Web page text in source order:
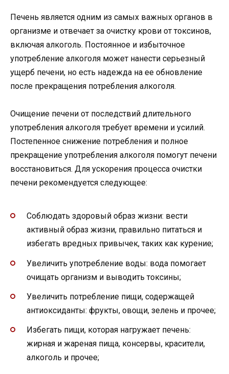
Печень является одним из самых важных органов в
организме и отвечает за очистку крови от токсинов,
включая алкоголь. Постоянное и избыточное
употребление алкоголя может нанести серьезный
ущерб печени, но есть надежда на ее обновление
после прекращения потребления алкоголя.
Очищение печени от последствий длительного
употребления алкоголя требует времени и усилий.
Постепенное снижение потребления и полное
прекращение употребления алкоголя помогут печени
восстановиться. Для ускорения процесса очистки
печени рекомендуется следующее:
Соблюдать здоровый образ жизни: вести
активный образ жизни, правильно питаться и
избегать вредных привычек, таких как курение;
Увеличить употребление воды: вода помогает
очищать организм и выводить токсины;
Увеличить потребление пищи, содержащей
антиоксиданты: фрукты, овощи, зелень и прочее;
Избегать пищи, которая нагружает печень:
жирная и жареная пища, консервы, красители,
алкоголь и прочее;